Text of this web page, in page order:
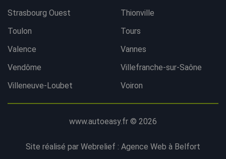
Strasbourg Ouest
Thionville
Toulon
Tours
Valence
Vannes
Vendôme
Villefranche-sur-Saône
Villeneuve-Loubet
Voiron
www.autoeasy.fr © 2026
Site réalisé par Webrelief : Agence Web à Belfort